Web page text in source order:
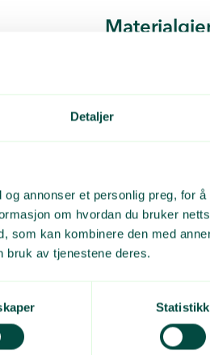
Detaljer
annonser et personlig preg, for
om hvordan du bruker
som kan kombinere den med
bruk av tjenestene deres.
Statistikk
å se på
Plastretur
på Områ i
den
sendt til